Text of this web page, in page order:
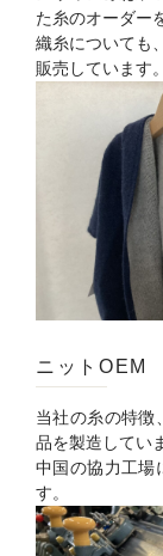
た糸のオーダー
織糸についても
販売しています。
ニットOEM
当社の糸の特徴
品を製造してい
中国の協力工場
す。